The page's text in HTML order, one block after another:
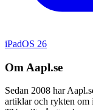
iPadOS 26
Om Aapl.se
Sedan 2008 har
artiklar och rykten om